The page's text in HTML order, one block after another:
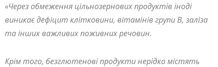
«Через обмеження цільнозернових продуктів іноді
виникає дефіцит клітковини, вітамінів групи B, заліза
та інших важливих поживних речовин.
Крім того, безглютенові продукти нерідко містять